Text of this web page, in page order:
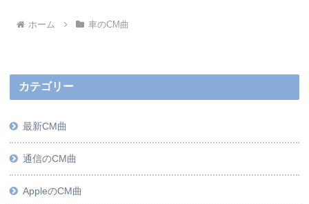
ホーム 車のCM曲
カテゴリー
最新CM曲
通信のCM曲
AppleのCM曲